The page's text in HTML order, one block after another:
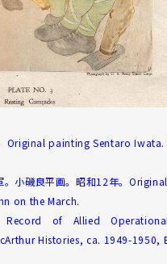
Original painting Sentaro
。小磯良平画。昭和12年。
on the March.
Record of Allied
Histories, ca. 1949-1950,